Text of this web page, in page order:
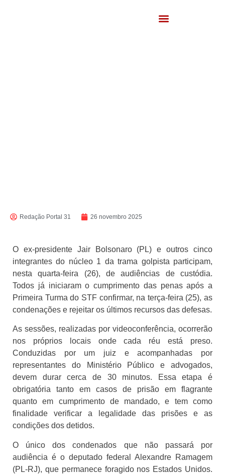
Redação Portal 31 26 novembro 2025
O ex-presidente Jair Bolsonaro (PL) e outros cinco
integrantes do núcleo 1 da trama golpista participam,
nesta quarta-feira (26), de audiências de custódia.
Todos já iniciaram o cumprimento das penas após a
Primeira Turma do STF confirmar, na terça-feira (25), as
condenações e rejeitar os últimos recursos das defesas.
As sessões, realizadas por videoconferência, ocorrerão
nos próprios locais onde cada réu está preso.
Conduzidas por um juiz e acompanhadas por
representantes do Ministério Público e advogados,
devem durar cerca de 30 minutos. Essa etapa é
obrigatória tanto em casos de prisão em flagrante
quanto em cumprimento de mandado, e tem como
finalidade verificar a legalidade das prisões e as
condições dos detidos.
O único dos condenados que não passará por
audiência é o deputado federal Alexandre Ramagem
(PL-RJ), que permanece foragido nos Estados Unidos.